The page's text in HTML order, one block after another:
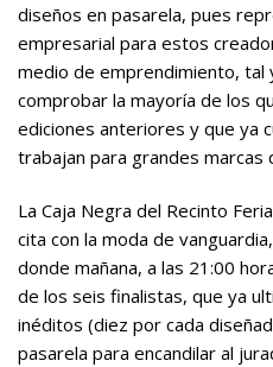
diseños en pasarela, pues
empresarial para estos
medio de emprendimiento, tal
comprobar la mayoría de los
ediciones anteriores y que ya
trabajan para grandes marcas
La Caja Negra del Recinto
cita con la moda de
donde mañana, a las 21:00
de los seis finalistas, que ya
inéditos (diez por cada
pasarela para encandilar al